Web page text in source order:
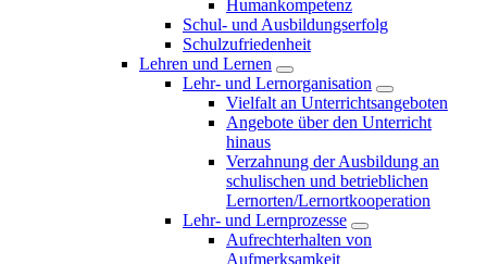
Humankompetenz
Schul- und Ausbildungserfolg
Schulzufriedenheit
Lehren und Lernen
Lehr- und Lernorganisation
Vielfalt an Unterrichtsangeboten
Angebote über den Unterricht
hinaus
Verzahnung der Ausbildung an
schulischen und betrieblichen
Lernorten/Lernortkooperation
Lehr- und Lernprozesse
Aufrechterhalten von
Aufmerksamkeit